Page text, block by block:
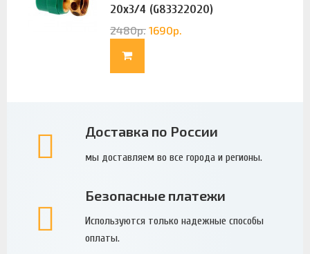
20х3/4 (G83322020)
2480р. 1690р.
Доставка по России
мы доставляем во все города и регионы.
Безопасные платежи
Используются только надежные способы
оплаты.